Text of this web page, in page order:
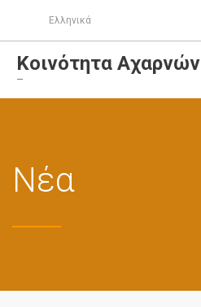
Ελληνικά
Κοινότητα Αχαρνών
–
Νέα